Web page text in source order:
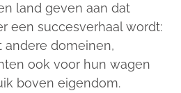
land geven aan dat
een succesverhaal wordt:
andere domeinen,
ook voor hun wagen
boven eigendom.